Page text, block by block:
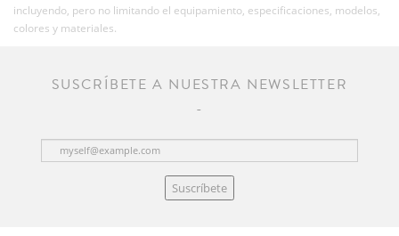
incluyendo, pero no limitando el equipamiento, especificaciones, modelos,
colores y materiales.
SUSCRÍBETE A NUESTRA NEWSLETTER
Suscríbete